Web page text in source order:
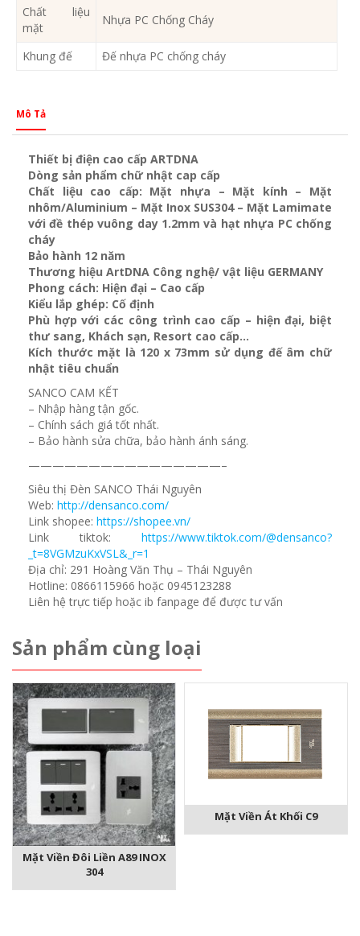
Chất liệu
mặt
Nhựa PC Chống Cháy
Khung đế Đế nhựa PC chống cháy
Mô Tả
Thiết bị điện cao cấp ARTDNA
Dòng sản phẩm chữ nhật cap cấp
Chất liệu cao cấp: Mặt nhựa – Mặt kính – Mặt
nhôm/Aluminium – Mặt Inox SUS304 – Mặt Lamimate
với đề thép vuông day 1.2mm và hạt nhựa PC chống
cháy
Bảo hành 12 năm
Thương hiệu ArtDNA Công nghệ/ vật liệu GERMANY
Phong cách: Hiện đại – Cao cấp
Kiểu lắp ghép: Cố định
Phù hợp với các công trình cao cấp – hiện đại, biệt
thư sang, Khách sạn, Resort cao cấp…
Kích thước mặt là 120 x 73mm sử dụng đế âm chữ
nhật tiêu chuẩn
SANCO CAM KẾT
– Nhập hàng tận gốc.
– Chính sách giá tốt nhất.
– Bảo hành sửa chữa, bảo hành ánh sáng.
————————————————–
Siêu thị Đèn SANCO Thái Nguyên
Web: http://densanco.com/
Link shopee: https://shopee.vn/
Link tiktok: https://www.tiktok.com/@densanco?
_t=8VGMzuKxVSL&_r=1
Địa chỉ: 291 Hoàng Văn Thụ – Thái Nguyên
Hotline: 0866115966 hoặc 0945123288
Liên hệ trực tiếp hoặc ib fanpage để được tư vấn
Sản phẩm cùng loại
Mặt Viền Đôi Liền A89 INOX
304
Mặt Viền Át Khối C9